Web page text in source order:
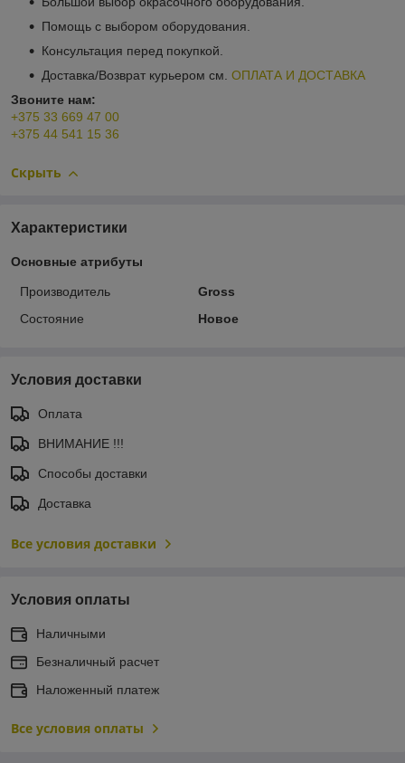
Помощь с выбором оборудования.
Консультация перед покупкой.
Доставка/Возврат курьером см. ОПЛАТА И ДОСТАВКА
Звоните нам:
+375 33 669 47 00
+375 44 541 15 36
Скрыть
Характеристики
Основные атрибуты
Производитель
Gross
Состояние
Новое
Условия доставки
Оплата
ВНИМАНИЕ !!!
Способы доставки
Доставка
Все условия доставки
Условия оплаты
Наличными
Безналичный расчет
Наложенный платеж
Все условия оплаты